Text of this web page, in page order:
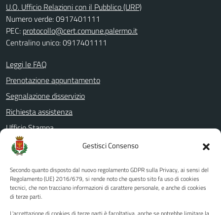
Gestisci Consenso
Secondo quanto disposto dal nuovo regolamento GDPR sulla Privacy, ai sensi del
Regolamento (UE) 2016/679, si rende noto che questo sito fa uso di cookies
tecnici, che non tracciano informazioni di carattere personale, e anche di cookies
di terze parti.
U.O. Ufficio Relazioni con il Pubblico (URP)
Numero verde: 0917401111
PEC: protocollo@cert.comune.palermo.it
Centralino unico: 0917401111
Leggi le FAQ
Prenotazione appuntamento
Segnalazione disservizio
Richiesta assistenza
Ufficio Stampa
Amministrazione Trasparente
Albo pretorio
Informativa privacy
Note legali